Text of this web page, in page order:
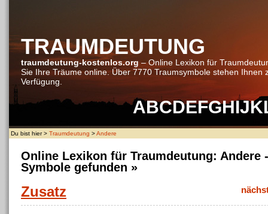
TRAUMDEUTUNG
traumdeutung-kostenlos.org– Online Lexikon für
Sie Ihre Träume online. Über 7770 Traumsymbole stehen Ihnen
Verfügung.
ABCDEFGHIJK
Du bist hier > Traumdeutung >Andere
Online Lexikon für Traumdeutung: Andere
Symbole gefunden »
Zusatz